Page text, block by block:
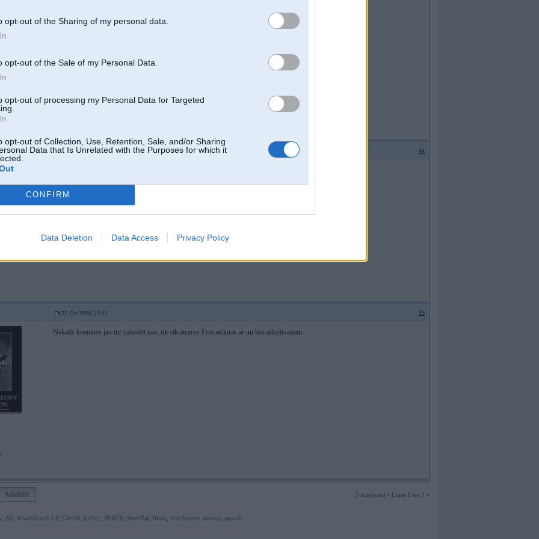
opt-out of the Sharing of my personal data.
opt-out of the Sale of my Personal Data.
opt-out of processing my Personal Data for Targeted
opt-out of Collection, Use, Retention, Sale, and/or Sharing
Data that Is Unrelated with the Purposes for which it
CONFIRM
Data Deletion Data Access Privacy Policy
-----------------
22. Oct 2020, 20:59 #4
22. Oct 2020, 21:03 #5
Nekāds kosmoss jau tur uzkodēt nav, tik cik atceros Frm atšķiras ar un bez adaptīvajiem.
Atbildēt 5 ziņojumi • Lapa 1 no 1 •
AV AiwaShuraLLP, GirtzB Lafter PERFS SteelRat linda marihuans noisex smudo